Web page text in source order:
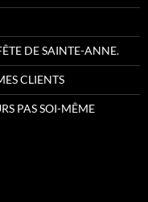
DE SAINTE-ANNE.
CLIENTS
PAS SOI-MÊME